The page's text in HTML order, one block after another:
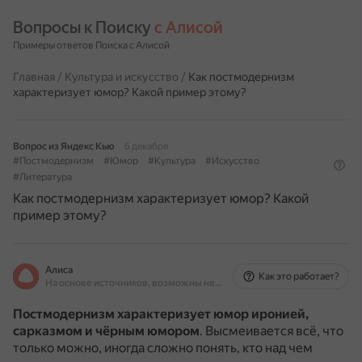
Вопросы к Поиску с Алисой
Примеры ответов Поиска с Алисой
Главная / Культура и искусство / Как постмодернизм
характеризует юмор? Какой пример этому?
Вопрос из Яндекс Кью
6 декабря
#Постмодернизм
#Юмор #Культура
#Искусство
#Литература
Как постмодернизм характеризует юмор? Какой
пример этому?
Алиса
На основе источников, возможны неточности
Как это работает?
Постмодернизм характеризует юмор иронией,
сарказмом и чёрным юмором. Высмеивается всё, что
только можно, иногда сложно понять, кто над чем